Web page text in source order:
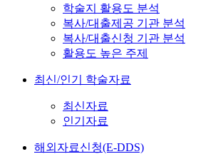
학술지 활용도 분석
복사/대출제공 기관 분석
복사/대출신청 기관 분석
활용도 높은 주제
최신/인기 학술자료
최신자료
인기자료
해외자료신청(E-DDS)